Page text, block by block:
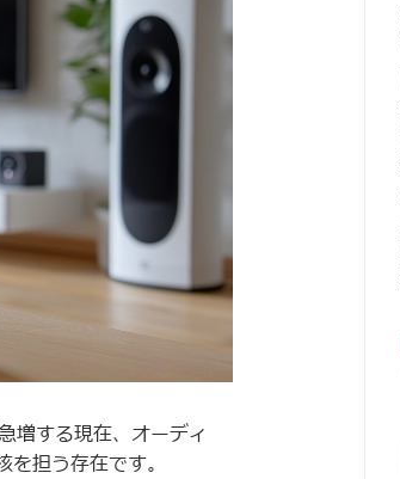
増する現在、オーディ
担う存在です。